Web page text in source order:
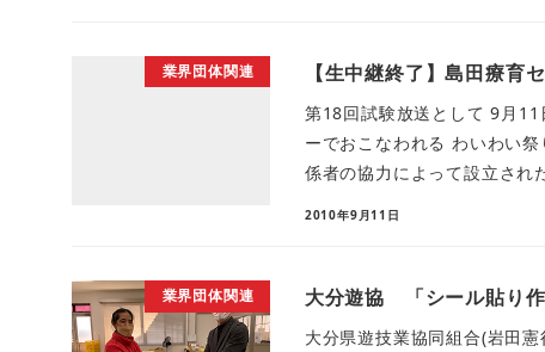
業界団体関連 【生中継終了】島田療育
第18回試験放送として 9月
ーでおこなわれる わいわい
係者の協力によって設立さ
2010年9月11日
業界団体関連 大分遊協 「シール貼り
大分県遊技業協同組合(岩田